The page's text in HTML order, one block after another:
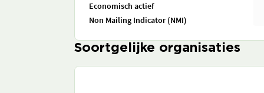
Economisch actief
Non Mailing Indicator (NMI)
Soortgelijke organisaties